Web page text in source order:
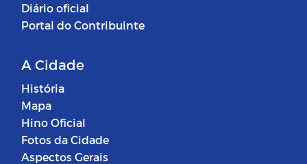
Diário oficial
Portal do Contribuinte
A Cidade
História
Mapa
Hino Oficial
Fotos da Cidade
Aspectos Gerais